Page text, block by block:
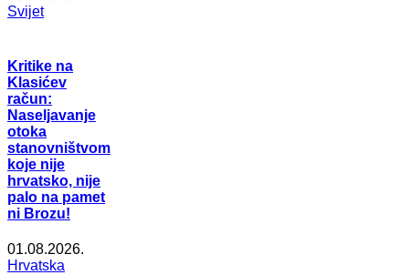
Svijet
Kritike na
Klasićev
račun:
Naseljavanje
otoka
stanovništvom
koje nije
hrvatsko, nije
palo na pamet
ni Brozu!
01.08.2026.
Hrvatska